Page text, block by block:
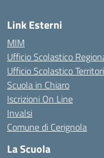
Link Esterni
MIM
Ufficio Scolastico
Ufficio Scolastico
Scuola in Chiaro
Iscrizioni On Line
Invalsi
Comune di Cerignola
La Scuola